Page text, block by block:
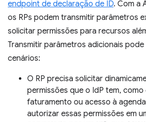
endpoint de declaração de ID. Com a
os RPs podem transmitir parâmetros
solicitar permissões para recursos
Transmitir parâmetros adicionais pode
cenários:
O RP precisa solicitar
permissões que o IdP tem,
faturamento ou acesso à
autorizar essas permissões em